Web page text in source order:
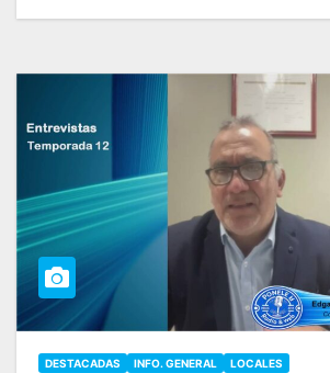
DESTACADAS INFO. GENERAL LOCALES